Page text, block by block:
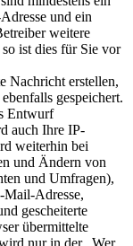
und ein
weitere
ist dies für Sie vor
Nachricht erstellen,
gespeichert.
Entwurf
auch Ihre IP-
weiterhin bei
und Ändern von
und Umfragen),
Mail-Adresse,
gescheiterte
übermittelte
nur in der „Wer